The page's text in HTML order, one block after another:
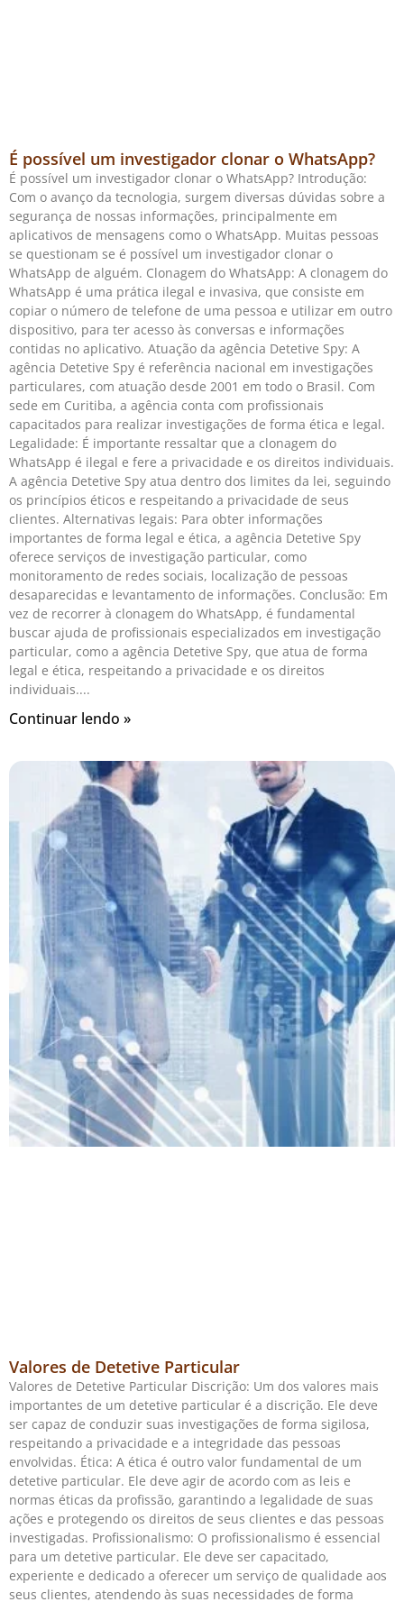
É possível um investigador clonar o WhatsApp?
É possível um investigador clonar o WhatsApp? Introdução:
Com o avanço da tecnologia, surgem diversas dúvidas sobre a
segurança de nossas informações, principalmente em
aplicativos de mensagens como o WhatsApp. Muitas pessoas
se questionam se é possível um investigador clonar o
WhatsApp de alguém. Clonagem do WhatsApp: A clonagem do
WhatsApp é uma prática ilegal e invasiva, que consiste em
copiar o número de telefone de uma pessoa e utilizar em outro
dispositivo, para ter acesso às conversas e informações
contidas no aplicativo. Atuação da agência Detetive Spy: A
agência Detetive Spy é referência nacional em investigações
particulares, com atuação desde 2001 em todo o Brasil. Com
sede em Curitiba, a agência conta com profissionais
capacitados para realizar investigações de forma ética e legal.
Legalidade: É importante ressaltar que a clonagem do
WhatsApp é ilegal e fere a privacidade e os direitos individuais.
A agência Detetive Spy atua dentro dos limites da lei, seguindo
os princípios éticos e respeitando a privacidade de seus
clientes. Alternativas legais: Para obter informações
importantes de forma legal e ética, a agência Detetive Spy
oferece serviços de investigação particular, como
monitoramento de redes sociais, localização de pessoas
desaparecidas e levantamento de informações. Conclusão: Em
vez de recorrer à clonagem do WhatsApp, é fundamental
buscar ajuda de profissionais especializados em investigação
particular, como a agência Detetive Spy, que atua de forma
legal e ética, respeitando a privacidade e os direitos
individuais.
Continuar lendo »
Valores de Detetive Particular
Valores de Detetive Particular Discrição: Um dos valores mais
importantes de um detetive particular é a discrição. Ele deve
ser capaz de conduzir suas investigações de forma sigilosa,
respeitando a privacidade e a integridade das pessoas
envolvidas. Ética: A ética é outro valor fundamental de um
detetive particular. Ele deve agir de acordo com as leis e
normas éticas da profissão, garantindo a legalidade de suas
ações e protegendo os direitos de seus clientes e das pessoas
investigadas. Profissionalismo: O profissionalismo é essencial
para um detetive particular. Ele deve ser capacitado,
experiente e dedicado a oferecer um serviço de qualidade aos
seus clientes, atendendo às suas necessidades de forma